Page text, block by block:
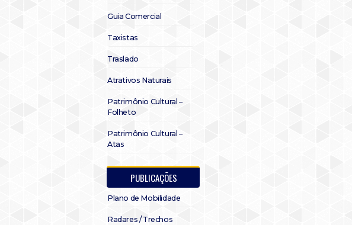
Guia Comercial
Taxistas
Traslado
Atrativos Naturais
Patrimônio Cultural –
Folheto
Patrimônio Cultural –
Atas
PUBLICAÇÕES
Plano de Mobilidade
Radares / Trechos